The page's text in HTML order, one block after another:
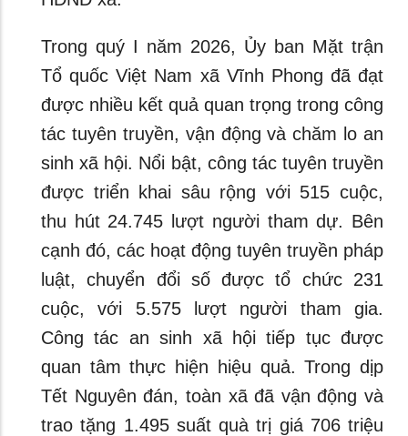
Trong quý I năm 2026, Ủy ban Mặt trận
Tổ quốc Việt Nam xã Vĩnh Phong đã đạt
được nhiều kết quả quan trọng trong công
tác tuyên truyền, vận động và chăm lo an
sinh xã hội. Nổi bật, công tác tuyên truyền
được triển khai sâu rộng với 515 cuộc,
thu hút 24.745 lượt người tham dự. Bên
cạnh đó, các hoạt động tuyên truyền pháp
luật, chuyển đổi số được tổ chức 231
cuộc, với 5.575 lượt người tham gia.
Công tác an sinh xã hội tiếp tục được
quan tâm thực hiện hiệu quả. Trong dịp
Tết Nguyên đán, toàn xã đã vận động và
trao tặng 1.495 suất quà trị giá 706 triệu